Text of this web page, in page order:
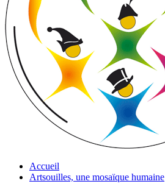
Accueil
Artsouilles, une mosaïque humaine